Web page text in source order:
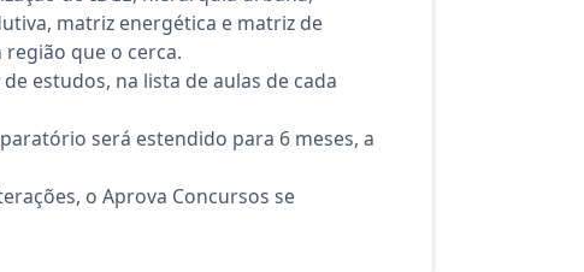
matriz energética e matriz de
que o cerca.
estudos, na lista de aulas de cada
será estendido para 6 meses, a
o Aprova Concursos se